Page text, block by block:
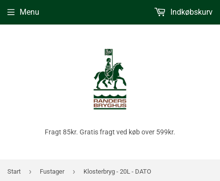
Fragt 85kr. Gratis fragt ved køb over 599kr.
Menu Indkøbskurv
Start › Fustager › Klosterbryg - 20L - DATO